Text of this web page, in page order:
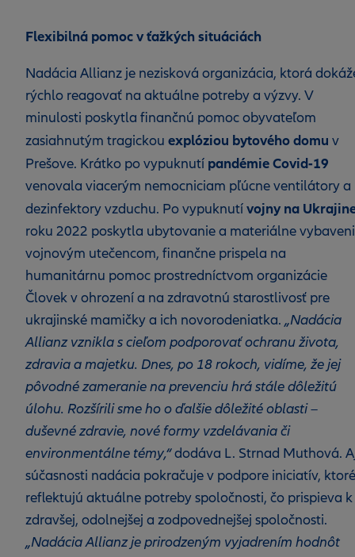
Flexibilná pomoc v ťažkých situáciách
Nadácia Allianz je nezisková organizácia, ktorá
rýchlo reagovať na aktuálne potreby a výzvy. V
minulosti poskytla finančnú pomoc obyvateľom
zasiahnutým tragickou explóziou bytového domu v
Prešove. Krátko po vypuknutí pandémie Covid‑19
venovala viacerým nemocniciam pľúcne ventilátory a
dezinfektory vzduchu. Po vypuknutívojny na
roku 2022 poskytla ubytovanie a materiálne
vojnovým utečencom, finančne prispela na
humanitárnu pomoc prostredníctvom organizácie
Človek v ohrození a na zdravotnú starostlivosť pre
ukrajinské mamičky a ich novorodeniatka. „Nadácia
Allianz vznikla s cieľom podporovať ochranu života,
zdravia a majetku. Dnes, po 18 rokoch, vidíme, že jej
pôvodné zameranie na prevenciu hrá stále dôležitú
úlohu. Rozšírili sme ho o ďalšie dôležité oblasti –
duševné zdravie, nové formy vzdelávania či
environmentálne témy,“dodáva L. Strnad Muthová.
súčasnosti nadácia pokračuje v podpore iniciatív, ktoré
reflektujú aktuálne potreby spoločnosti, čo prispieva k
zdravšej, odolnejšej a zodpovednejšej spoločnosti.
„Nadácia Allianz je prirodzeným vyjadrením hodnôt